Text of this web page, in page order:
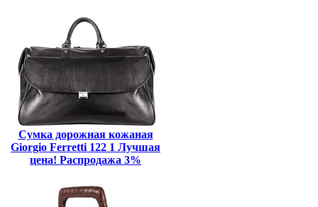
Сумка дорожная кожаная
Giorgio Ferretti 122 1 Лучшая
цена! Распродажа 3%